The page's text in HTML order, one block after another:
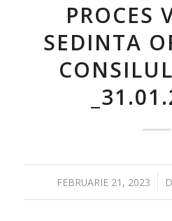
PROCES
SEDINTA
FEBRUARIE 21, 2023
/